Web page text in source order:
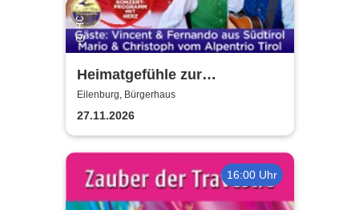
Heimatgefühle zur
Weihnachtszeit 2026 - Das
Konzertprogramm mit Herz
Eilenburg, Bürgerhaus
27.11.2026
16:00 Uhr